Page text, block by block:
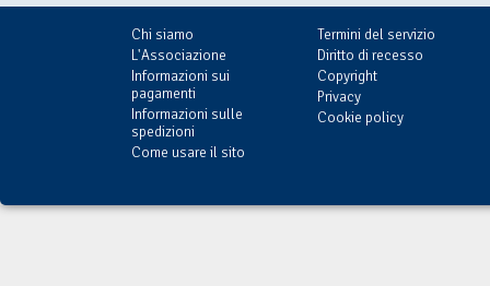
Chi siamo
L'Associazione
Informazioni sui
pagamenti
Informazioni sulle
spedizioni
Come usare il sito
Termini del servizio
Diritto di recesso
Copyright
Privacy
Cookie policy